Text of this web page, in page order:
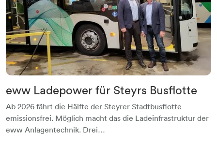
eww Ladepower für Steyrs Busflotte
Ab 2026 fährt die Hälfte der Steyrer Stadtbusflotte
emissionsfrei. Möglich macht das die Ladeinfrastruktur der
eww Anlagentechnik. Drei…